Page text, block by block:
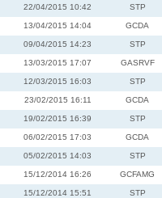
22/04/2015 10:42 STP
13/04/2015 14:04 GCDA
09/04/2015 14:23 STP
13/03/2015 17:07 GASRVF
12/03/2015 16:03 STP
23/02/2015 16:11 GCDA
19/02/2015 16:39 STP
06/02/2015 17:03 GCDA
05/02/2015 14:03 STP
15/12/2014 16:26 GCFAMG
15/12/2014 15:51 STP